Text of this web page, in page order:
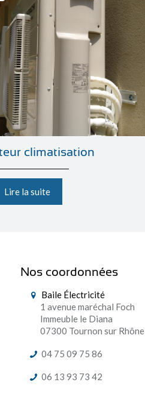
climatisation
Lire la suite
Nos coordonnées
Baile Électricité
1 avenue maréchal Foch
Immeuble le Diana
07300 Tournon sur Rhône
04 75 09 75 86
06 13 93 73 42